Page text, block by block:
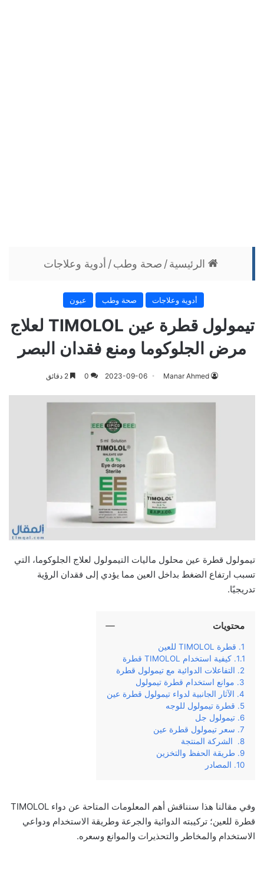
الرئيسية / صحة وطب / أدوية وعلاجات
أدوية وعلاجات صحة وطب عيون
تيمولول قطرة عين TIMOLOL لعلاج
مرض الجلوكوما ومنع فقدان البصر
Manar Ahmed
2023-09-06
0
تيمولول قطرة عين محلول ماليات التيمولول لعلاج الجلوكوما، التي
تسبب ارتفاع الضغط بداخل العين مما يؤدي إلى فقدان الرؤية
تدريجيًا.
محتويات
قطرة TIMOLOL للعين
كيفية استخدام TIMOLOL قطرة
التفاعلات الدوائية مع تيمولول قطرة
موانع استخدام قطرة تيمولول
الآثار الجانبية لدواء تيمولول قطرة عين
قطرة تيمولول للوجه
تيمولول جل
سعر تيمولول قطرة عين
الشركة المنتجة
طريقة الحفظ والتخزين
المصادر
وفي‌ ‌مقالنا‌ ‌هذا‌ ‌سنناقش‌ ‌أهم‌ ‌المعلومات‌ ‌المتاحة‌‌ عن‌ ‌دواء TIMOLOL
قطرة للعين؛‌ ‌تركيبته‌ ‌الدوائية‌ ‌والجرعة‌ ‌وطريقة‌ ‌الاستخدام‌ ‌ودواعي‌
‌الاستخدام‌ ‌والمخاطر ‌والتحذيرات والموانع ‌وسعره‌.‌